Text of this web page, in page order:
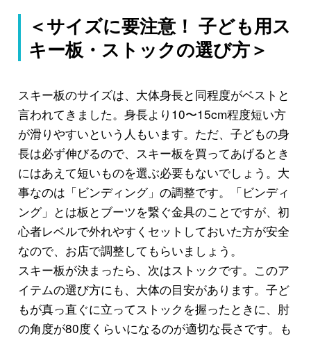
＜サイズに要注意！ 子ども用ス
キー板・ストックの選び方＞
スキー板のサイズは、大体身長と同程度がベストと
言われてきました。身長より10〜15cm程度短い方
が滑りやすいという人もいます。ただ、子どもの身
長は必ず伸びるので、スキー板を買ってあげるとき
にはあえて短いものを選ぶ必要もないでしょう。大
事なのは「ビンディング」の調整です。「ビンディ
ング」とは板とブーツを繋ぐ金具のことですが、初
心者レベルで外れやすくセットしておいた方が安全
なので、お店で調整してもらいましょう。
スキー板が決まったら、次はストックです。このア
イテムの選び方にも、大体の目安があります。子ど
もが真っ直ぐに立ってストックを握ったときに、肘
の角度が80度くらいになるのが適切な長さです。も